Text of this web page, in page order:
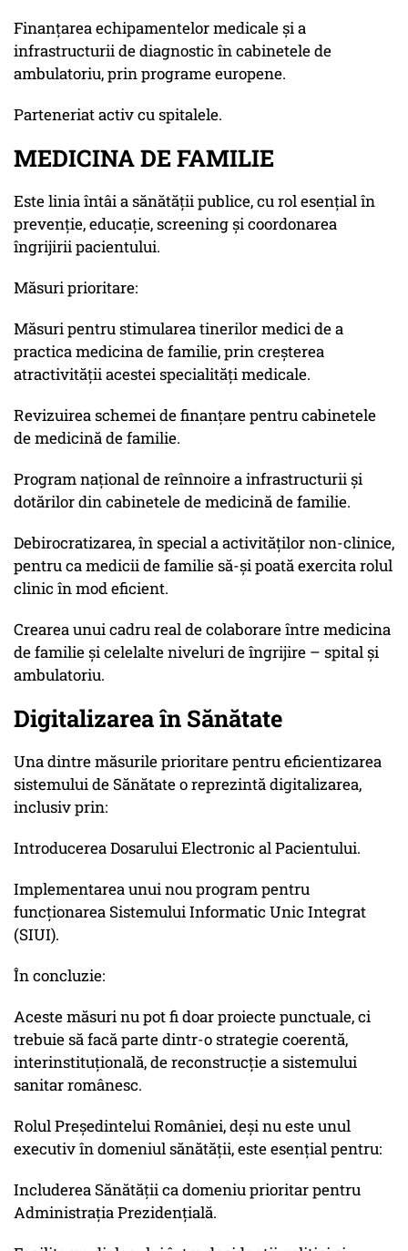
Finanțarea echipamentelor medicale și a
infrastructurii de diagnostic în cabinetele de
ambulatoriu, prin programe europene.
Parteneriat activ cu spitalele.
MEDICINA DE FAMILIE
Este linia întâi a sănătății publice, cu rol esențial în
prevenție, educație, screening și coordonarea
îngrijirii pacientului.
Măsuri prioritare:
Măsuri pentru stimularea tinerilor medici de a
practica medicina de familie, prin creșterea
atractivității acestei specialități medicale.
Revizuirea schemei de finanțare pentru cabinetele
de medicină de familie.
Program național de reînnoire a infrastructurii și
dotărilor din cabinetele de medicină de familie.
Debirocratizarea, în special a activităților non-clinice,
pentru ca medicii de familie să-și poată exercita rolul
clinic în mod eficient.
Crearea unui cadru real de colaborare între medicina
de familie și celelalte niveluri de îngrijire – spital și
ambulatoriu.
Digitalizarea în Sănătate
Una dintre măsurile prioritare pentru eficientizarea
sistemului de Sănătate o reprezintă digitalizarea,
inclusiv prin:
Introducerea Dosarului Electronic al Pacientului.
Implementarea unui nou program pentru
funcționarea Sistemului Informatic Unic Integrat
(SIUI).
În concluzie:
Aceste măsuri nu pot fi doar proiecte punctuale, ci
trebuie să facă parte dintr-o strategie coerentă,
interinstituțională, de reconstrucție a sistemului
sanitar românesc.
Rolul Președintelui României, deși nu este unul
executiv în domeniul sănătății, este esențial pentru:
Includerea Sănătății ca domeniu prioritar pentru
Administrația Prezidențială.